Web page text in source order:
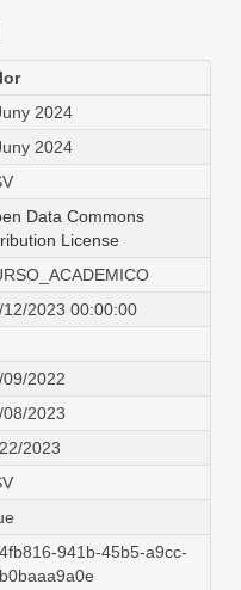
2024
2024
Data Commons
License
12/2023 00:00:00
09/2022
08/2023
2023
941b-45b5-a9cc-